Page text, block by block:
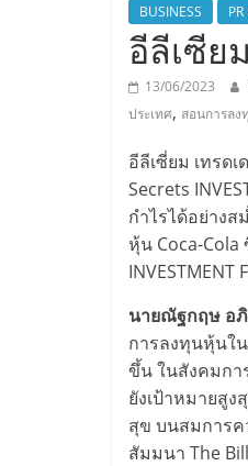
BUSINESS
อีลีเซีย
13/06/2023
ประเทศ, สอนการลง
อีลีเซี่ยม เทรด
Secrets
กำไรได้อย่าง
หุ้น Coca-Cola
นายณัฐกฤษ อ
การลงทุนหุ้นใ
ขึ้น ในสังคมกา
ยังเป้าหมายสูง
สุข บนสมการค
สัมมนา The